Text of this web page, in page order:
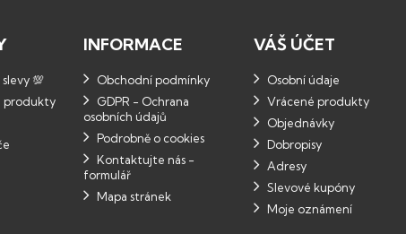
💯
produkty
INFORMACE
Obchodní podmínky
GDPR - Ochrana
osobních údajů
Podrobně o cookies
Kontaktujte nás -
formulář
Mapa stránek
VÁŠ ÚČET
Osobní údaje
Vrácené produkty
Objednávky
Dobropisy
Adresy
Slevové kupóny
Moje oznámení